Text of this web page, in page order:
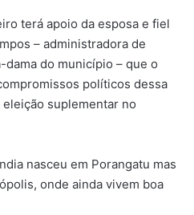
terá apoio da esposa e fiel
– administradora de
do município – que o
políticos dessa
suplementar no
nasceu em Porangatu mas
onde ainda vivem boa